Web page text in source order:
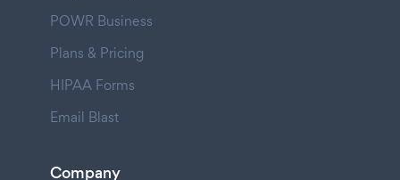
POWR Business
Plans & Pricing
HIPAA Forms
Email Blast
Company